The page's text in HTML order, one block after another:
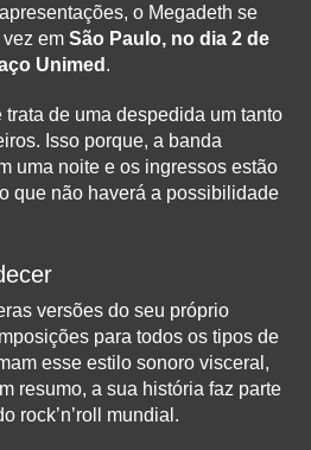
o Megadeth se
vez emSão Paulo, no dia 2 de
Unimed .
trata de uma despedida um tanto
Isso porque, a banda
uma noite e os ingressos estão
que não haverá a possibilidade
versões do seu próprio
para todos os tipos de
esse estilo sonoro visceral,
resumo, a sua história faz parte
rock’n’roll mundial.